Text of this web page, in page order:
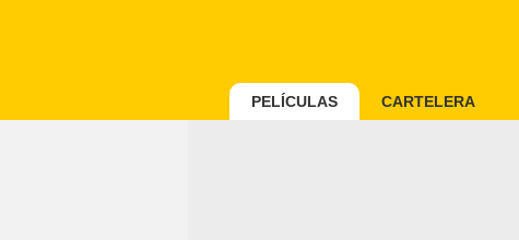
PELÍCULAS CARTELERA